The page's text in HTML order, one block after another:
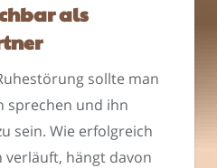
als
sollte man
sprechen und ihn
sein. Wie erfolgreich
verläuft, hängt davon